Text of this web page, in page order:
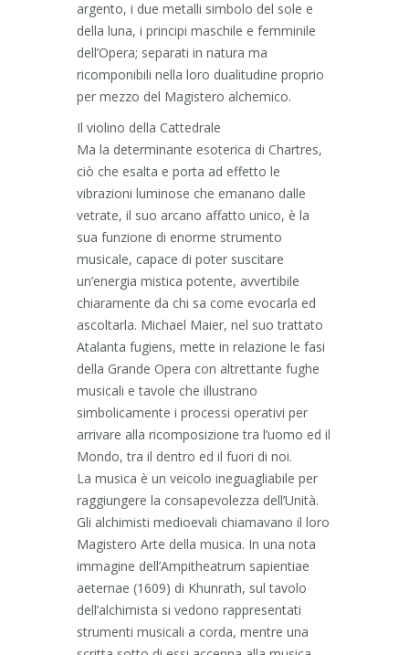
argento, i due metalli simbolo del sole e
della luna, i principi maschile e femminile
dell’Opera; separati in natura ma
ricomponibili nella loro dualitudine proprio
per mezzo del Magistero alchemico.
Il violino della Cattedrale
Ma la determinante esoterica di Chartres,
ciò che esalta e porta ad effetto le
vibrazioni luminose che emanano dalle
vetrate, il suo arcano affatto unico, è la
sua funzione di enorme strumento
musicale, capace di poter suscitare
un’energia mistica potente, avvertibile
chiaramente da chi sa come evocarla ed
ascoltarla. Michael Maier, nel suo trattato
Atalanta fugiens, mette in relazione le fasi
della Grande Opera con altrettante fughe
musicali e tavole che illustrano
simbolicamente i processi operativi per
arrivare alla ricomposizione tra l’uomo ed il
Mondo, tra il dentro ed il fuori di noi.
La musica è un veicolo ineguagliabile per
raggiungere la consapevolezza dell’Unità.
Gli alchimisti medioevali chiamavano il loro
Magistero Arte della musica. In una nota
immagine dell’Ampitheatrum sapientiae
aeternae (1609) di Khunrath, sul tavolo
dell’alchimista si vedono rappresentati
strumenti musicali a corda, mentre una